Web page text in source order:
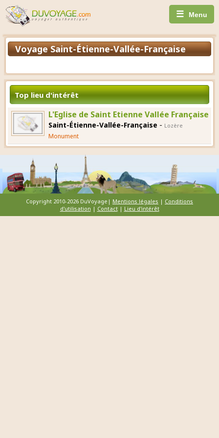
☰ Menu
Voyage Saint-Étienne-Vallée-Française
Top lieu d'intérêt
L'Eglise de Saint Etienne Vallée Française
Saint-Étienne-Vallée-Française - Lozère
Monument
Copyright 2010-2026 DuVoyage| Mentions légales | Conditions
d'utilisation | Contact| Lieu d'intérêt